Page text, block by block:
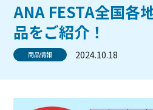
ANA FESTA全国各
品をご紹介！
商品情報 2024.10.18